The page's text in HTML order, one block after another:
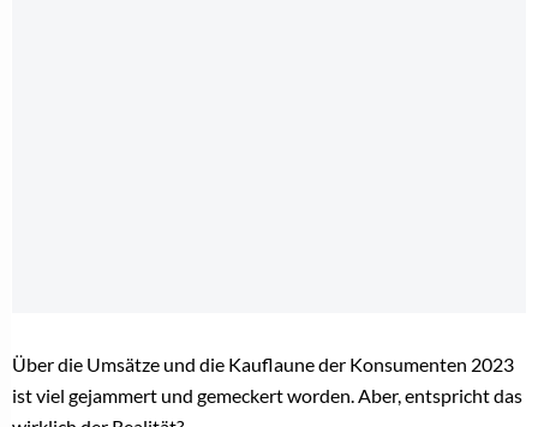
Über die Umsätze und die Kauflaune der Konsumenten 2023
ist viel gejammert und gemeckert worden. Aber, entspricht das